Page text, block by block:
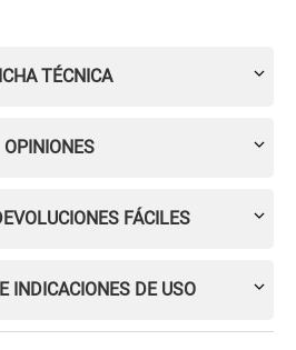
TÉCNICA
OPINIONES
FÁCILES
INDICACIONES DE USO